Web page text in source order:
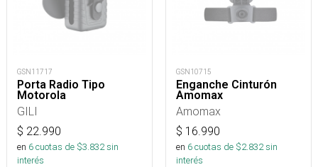
GSN11717
Porta Radio Tipo
Motorola
GILI
$ 22.990
en 6cuotas de $3.832sin
interés
GSN10715
Enganche Cinturón
Amomax
Amomax
$ 16.990
en 6cuotas de $2.832sin
interés